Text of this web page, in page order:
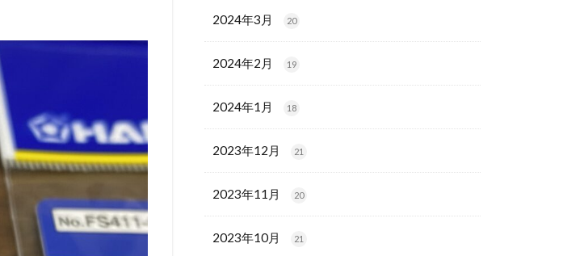
2024年3月 20
2024年2月 19
2024年1月 18
2023年12月 21
2023年11月 20
2023年10月 21